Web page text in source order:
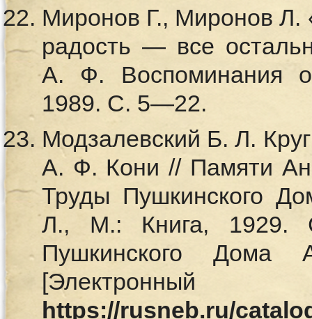
Миронов Г., Миронов Л.
радость — все
А. Ф. Воспоминания
1989. С. 5—22.
Модзалевский Б. Л.
А. Ф. Кони // Памяти
Труды Пушкинского
Л., М.: Книга, 1929.
Пушкинского Дома
https://rusneb.ru/